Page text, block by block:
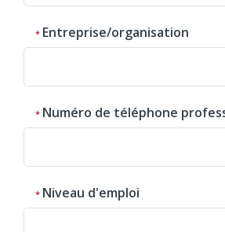
Entreprise/organisation
Numéro de téléphone
Niveau d'emploi